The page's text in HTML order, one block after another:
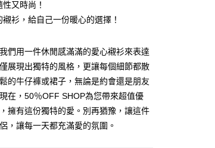
灣大哥大用戶可立即使用無須另外申請。
又時尚！
衫，給自己一份暖心的選擇！
們用一件休閒感滿滿的愛心襯衫來表達
展現出獨特的風格，更讓每個細節都散
的牛仔褲或裙子，無論是約會還是朋友
在，50％OFF SHOP為您帶來超值優
擁有這份獨特的愛。別再猶豫，讓這件
，讓每一天都充滿愛的氛圍。